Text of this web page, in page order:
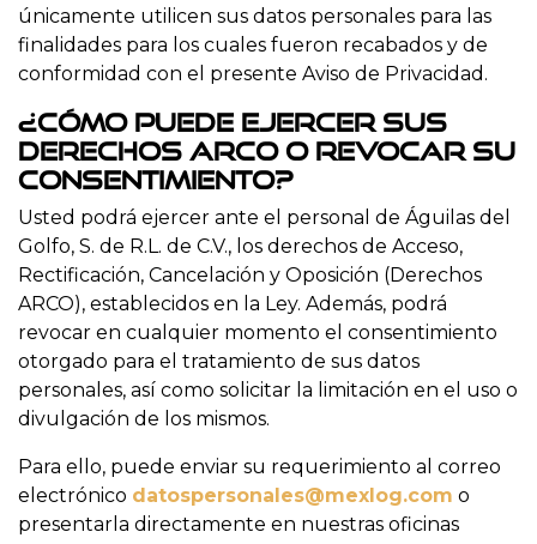
únicamente utilicen sus datos personales para las
finalidades para los cuales fueron recabados y de
conformidad con el presente Aviso de Privacidad.
¿Cómo puede ejercer sus
derechos ARCO o revocar su
consentimiento?
Usted podrá ejercer ante el personal de Águilas del
Golfo, S. de R.L. de C.V., los derechos de Acceso,
Rectificación, Cancelación y Oposición (Derechos
ARCO), establecidos en la Ley. Además, podrá
revocar en cualquier momento el consentimiento
otorgado para el tratamiento de sus datos
personales, así como solicitar la limitación en el uso o
divulgación de los mismos.
Para ello, puede enviar su requerimiento al correo
electrónico datospersonales@mexlog.com o
presentarla directamente en nuestras oficinas